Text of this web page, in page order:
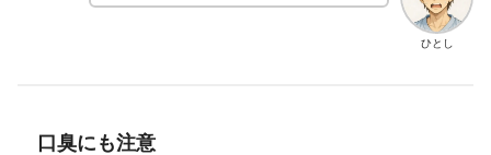
ひとし
口臭にも注意